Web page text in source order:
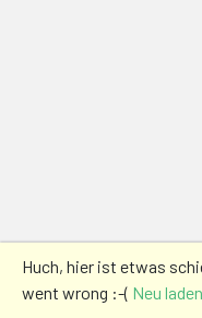
Huch, hier ist etwas
went wrong :-( Neu